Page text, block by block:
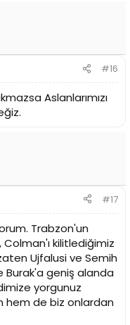
#16
Aslanlarımızı
#17
Trabzon'un
kilitlediğimiz
Ujfalusi ve Semih
Burak'a geniş alanda
yorgunuz
hem de biz onlardan